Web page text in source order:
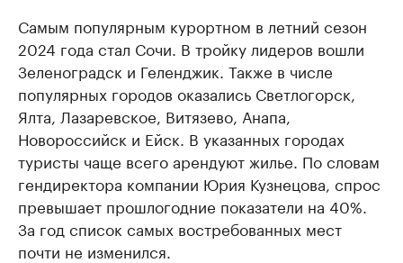
Самым популярным курортном в летний сезон
2024 года стал Сочи. В тройку лидеров вошли
Зеленоградск и Геленджик. Также в числе
популярных городов оказались Светлогорск,
Ялта, Лазаревское, Витязево, Анапа,
Новороссийск и Ейск. В указанных городах
туристы чаще всего арендуют жилье. По словам
гендиректора компании Юрия Кузнецова, спрос
превышает прошлогодние показатели на 40%.
За год список самых востребованных мест
почти не изменился.